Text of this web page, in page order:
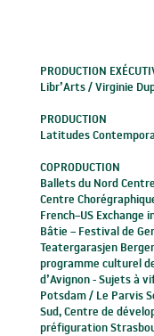
PRODUCTION
Libr’Arts /Virginie
PRODUCTION
Latitudes
COPRODUCTION
Ballets du Nord
Centre
French–US Exchange
Bâtie – Festival de
Teatergarasjen
programme culturel
d’Avignon - Sujets à
Potsdam / Le Parvis
Sud, Centre de
préfiguration